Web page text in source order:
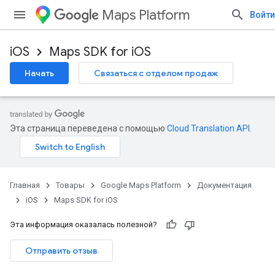
Maps Platform Войти
iOS Maps SDK for iOS
Начать Связаться с отделом продаж
Эта страница переведена с помощью Cloud Translation API
Главная Товары Google Maps Platform
Документация
iOS
Maps SDK for iOS
Эта информация оказалась полезной?
Отправить отзыв